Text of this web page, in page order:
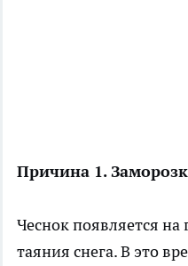
Причина 1.
Чеснок появляется на
таяния снега. В это